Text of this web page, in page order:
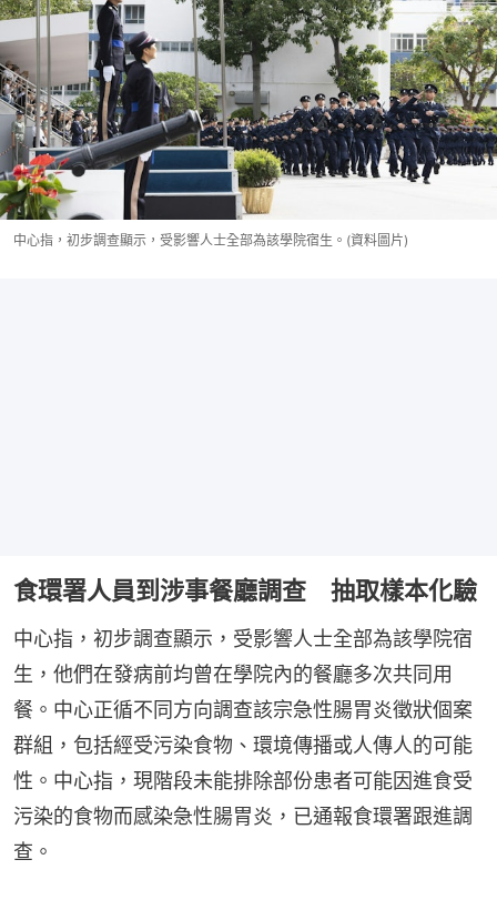
中心指，初步調查顯示，受影響人士全部為該學院宿生。(資料圖片)
食環署人員到涉事餐廳調查 抽取樣本化驗
中心指，初步調查顯示，受影響人士全部為該學院宿
生，他們在發病前均曾在學院內的餐廳多次共同用
餐。中心正循不同方向調查該宗急性腸胃炎徵狀個案
群組，包括經受污染食物、環境傳播或人傳人的可能
性。中心指，現階段未能排除部份患者可能因進食受
污染的食物而感染急性腸胃炎，已通報食環署跟進調
查。